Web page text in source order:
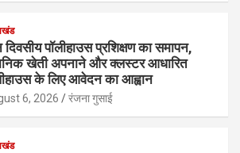
दिवसीय पॉलीहाउस प्रशिक्षण का समापन,
खेती अपनाने और क्लस्टर आधारित
के लिए आवेदन का आह्वान
6, 2026 रंजना गुसाई